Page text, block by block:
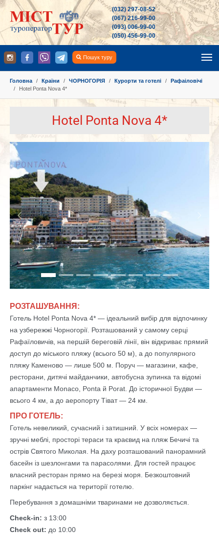
(032) 297-08-52
(067) 216-99-00
(093) 006-99-00
(050) 456-99-00
Пошук туру
Головна
Країни ЧОРНОГОРІЯ Курорти та готелі
Рафаіловічі
Hotel Ponta Nova 4*
Hotel Ponta Nova 4*
Previous
РОЗТАШУВАННЯ:
Готель Hotel Ponta Nova 4* — ідеальний вибір для відпочинку
на узбережжі Чорногорії. Розташований у самому серці
Рафаїловичів, на першій береговій лінії, він відкриває прямий
доступ до міського пляжу (всього 50 м), а до популярного
пляжу Каменово — лише 500 м. Поруч — магазини, кафе,
ресторани, дитячі майданчики, автобусна зупинка та відомі
апартаменти Monaco, Ponta й Porat. До історичної Будви —
всього 4 км, а до аеропорту Тіват — 24 км.
ПРО ГОТЕЛЬ:
Готель невеликий, сучасний і затишний. У всіх номерах —
зручні меблі, просторі тераси та краєвид на пляж Бечичі та
острів Святого Миколая. На даху розташований панорамний
басейн із шезлонгами та парасолями. Для гостей працює
власний ресторан прямо на березі моря. Безкоштовний
паркінг надається на території готелю.
Перебування з домашніми тваринами не дозволяється.
Check-in: з 13:00
Check out: до 10:00